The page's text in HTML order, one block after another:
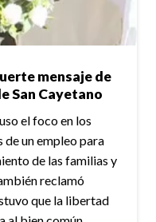
mensaje de
San Cayetano
el foco en los
un empleo para
de las familias y
reclamó
que la libertad